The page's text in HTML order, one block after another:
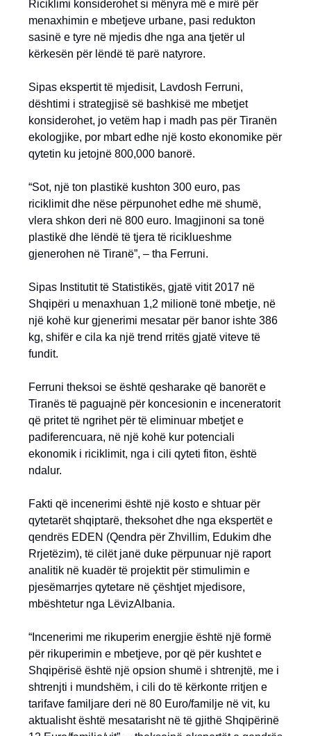
Riciklimi konsiderohet si mënyra më e mirë për
menaxhimin e mbetjeve urbane, pasi redukton
sasinë e tyre në mjedis dhe nga ana tjetër ul
kërkesën për lëndë të parë natyrore.
Sipas ekspertit të mjedisit, Lavdosh Ferruni,
dështimi i strategjisë së bashkisë me mbetjet
konsiderohet, jo vetëm hap i madh pas për Tiranën
ekologjike, por mbart edhe një kosto ekonomike për
qytetin ku jetojnë 800,000 banorë.
“Sot, një ton plastikë kushton 300 euro, pas
riciklimit dhe nëse përpunohet edhe më shumë,
vlera shkon deri në 800 euro. Imagjinoni sa tonë
plastikë dhe lëndë të tjera të riciklueshme
gjenerohen në Tiranë”, – tha Ferruni.
Sipas Institutit të Statistikës, gjatë vitit 2017 në
Shqipëri u menaxhuan 1,2 milionë tonë mbetje, në
një kohë kur gjenerimi mesatar për banor ishte 386
kg, shifër e cila ka një trend rritës gjatë viteve të
fundit.
Ferruni theksoi se është qesharake që banorët e
Tiranës të paguajnë për koncesionin e inceneratorit
që pritet të ngrihet për të eliminuar mbetjet e
padiferencuara, në një kohë kur potenciali
ekonomik i riciklimit, nga i cili qyteti fiton, është
ndalur.
Fakti që incenerimi është një kosto e shtuar për
qytetarët shqiptarë, theksohet dhe nga ekspertët e
qendrës EDEN (Qendra për Zhvillim, Edukim dhe
Rrjetëzim), të cilët janë duke përpunuar një raport
analitik në kuadër të projektit për stimulimin e
pjesëmarrjes qytetare në çështjet mjedisore,
mbështetur nga LëvizAlbania.
“Incenerimi me rikuperim energjie është një formë
për rikuperimin e mbetjeve, por që për kushtet e
Shqipërisë është një opsion shumë i shtrenjtë, me i
shtrenjti i mundshëm, i cili do të kërkonte rritjen e
tarifave familjare deri në 80 Euro/familje në vit, ku
aktualisht është mesatarisht në të gjithë Shqipërinë